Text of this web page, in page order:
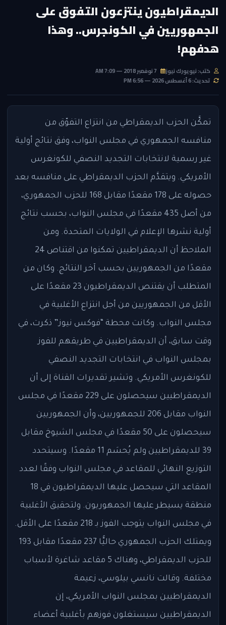
الديمقراطيون ينتزعون التفوق على
الجمهوريين في الكونجرس.. وهذا
هدفهم!
كتب: نيويورك نيوز
تحديث: 6 أغسطس 2026 — 6:56 PM
تمكَّن الحزب الديمقراطي من انتزاع التفوّق من
منافسه الجمهوري في مجلس النواب، وفق نتائج أولية
غير رسمية لانتخابات التجديد النصفي للكونغرس
الأمريكي. ويتقدَّم الحزب الديمقراطي على منافسه بعد
حصوله على 178 مقعدًا مقابل 168 للحزب الجمهوري،
من أصل 435 مقعدًا في مجلس النواب، بحسب نتائج
أولية نشرها الإعلام في الولايات المتحدة. ومن
الملاحظ أن الديمقراطيين تمكنوا من اقتناص 24
مقعدًا من الجمهوريين بحسب آخر النتائج. وكان من
المتطلب أن يقتنص الديمقراطيون 23 مقعدًا على
الأقل من الجمهوريين من أجل انتزاع الأغلبية في
مجلس النواب. وكانت محطة “فوكس نيوز” ذكرت، في
وقت سابق، أن الديمقراطيين في طريقهم للفوز
بمجلس النواب في انتخابات التجديد النصفي
للكونغرس الأمريكي. وتشير تقديرات القناة إلى أن
الديمقراطيين سيحصلون على 229 مقعدًا في مجلس
النواب مقابل 206 للجمهوريين، وأن الجمهوريين
سيحصلون على 50 مقعدًا في مجلس الشيوخ مقابل
39 للديمقراطيين ولم يُحسَم 11 مقعدًا. وسيتحدد
التوزيع النهائي للمقاعد في مجلس النواب وفقًا لعدد
المقاعد التي سيحصل عليها الديمقراطيون في 18
منطقة يسيطر عليها الجمهوريون. ولتحقيق الأغلبية
في مجلس النواب يتوجب الفوز بـ 218 مقعدًا على الأقل.
ويمتلك الحزب الجمهوري حاليًّا 237 مقعدًا مقابل 193
للحزب الديمقراطي، وهناك 5 مقاعد شاغرة لأسباب
مختلفة. وقالت نانسي بيلوسي، زعيمة
الديمقراطيين بمجلس النواب الأمريكي، إن
الديمقراطيين سيستغلون فوزهم بأغلبية أعضاء